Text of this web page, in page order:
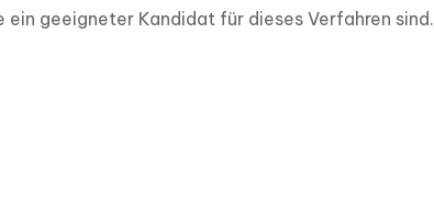
geeigneter Kandidat für dieses Verfahren sind.